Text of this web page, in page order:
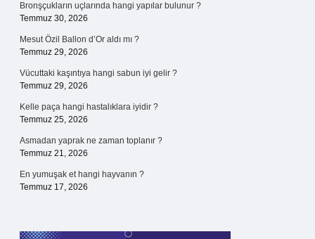
Bronşçukların uçlarında hangi yapılar bulunur ?
Temmuz 30, 2026
Mesut Özil Ballon d’Or aldı mı ?
Temmuz 29, 2026
Vücuttaki kaşıntıya hangi sabun iyi gelir ?
Temmuz 29, 2026
Kelle paça hangi hastalıklara iyidir ?
Temmuz 25, 2026
Asmadan yaprak ne zaman toplanır ?
Temmuz 21, 2026
En yumuşak et hangi hayvanın ?
Temmuz 17, 2026